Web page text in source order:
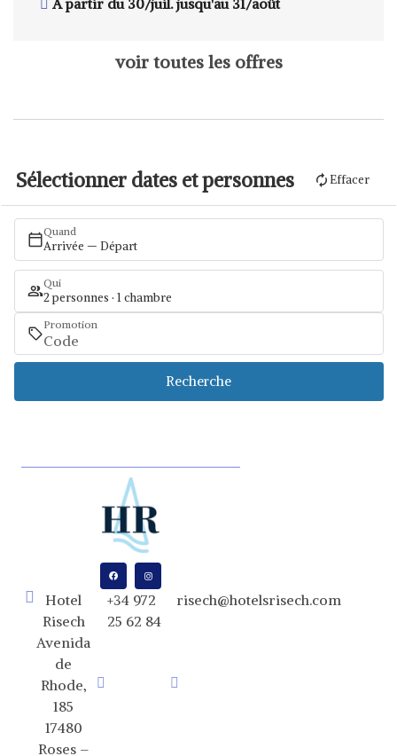
voir toutes les offres
Sélectionner dates et personnes Effacer
Quand
Arrivée — Départ
Qui
2 personnes · 1 chambre
Promotion
Recherche
Hotel
Risech
Avenida
de
Rhode,
185
17480
Roses –
+34 972
25 62 84
risech@hotelsrisech.com